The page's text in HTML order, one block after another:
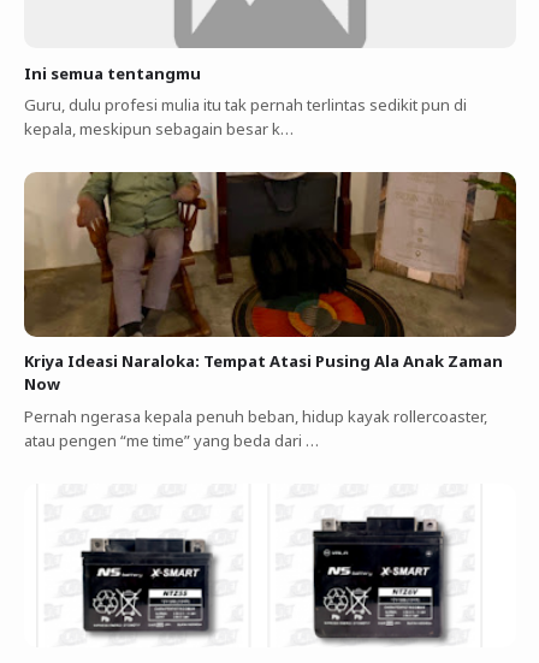
Ini semua tentangmu
Guru, dulu profesi mulia itu tak pernah terlintas sedikit pun di
kepala, meskipun sebagain besar k…
Kriya Ideasi Naraloka: Tempat Atasi Pusing Ala Anak Zaman
Now
Pernah ngerasa kepala penuh beban, hidup kayak rollercoaster,
atau pengen “me time” yang beda dari …